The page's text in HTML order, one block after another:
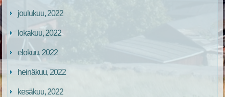
joulukuu, 2022
lokakuu, 2022
elokuu, 2022
heinäkuu, 2022
kesäkuu, 2022